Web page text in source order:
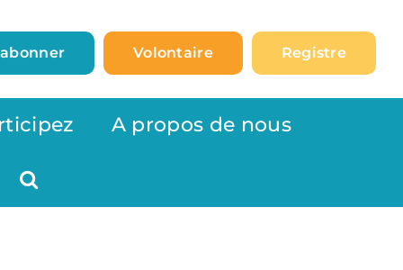
Volontaire Registre
A propos de nous